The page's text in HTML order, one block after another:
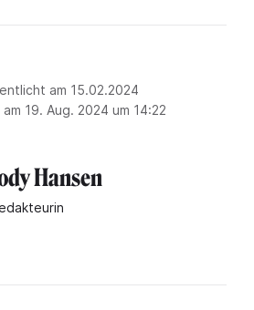
am 15.02.2024
19. Aug. 2024 um 14:22
Hansen